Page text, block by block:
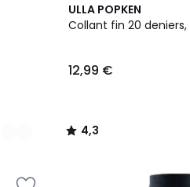
ULLA POPKEN
Collant fin 20
12,99 €
4,3
/ 5
4
Couleurs
4,3
/